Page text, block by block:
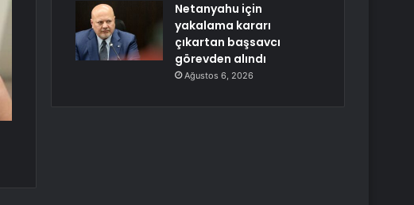
Netanyahu için
yakalama kararı
çıkartan başsavcı
görevden alındı
Ağustos 6, 2026